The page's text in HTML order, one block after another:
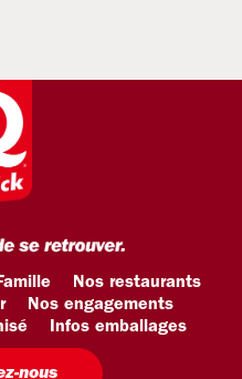
Nos restaurants
Nos engagements
Infos emballages
nous